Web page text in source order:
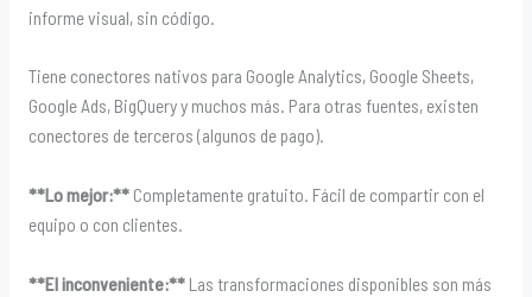
informe visual, sin código.
Tiene conectores nativos para Google Analytics, Google Sheets,
Google Ads, BigQuery y muchos más. Para otras fuentes, existen
conectores de terceros (algunos de pago).
**Lo mejor:**Completamente gratuito. Fácil de compartir con el
equipo o con clientes.
**El inconveniente:**Las transformaciones disponibles son más